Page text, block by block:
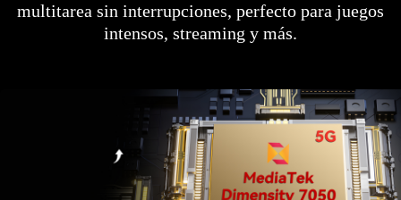
multitarea sin interrupciones, perfecto para juegos
intensos, streaming y más.